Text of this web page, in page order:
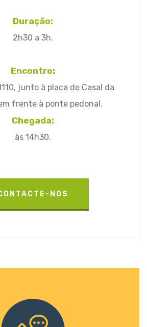
Duração:
2h30 a 3h.
Encontro:
junto à placa de Casal da
frente à ponte pedonal.
Chegada:
às 14h30.
NOS